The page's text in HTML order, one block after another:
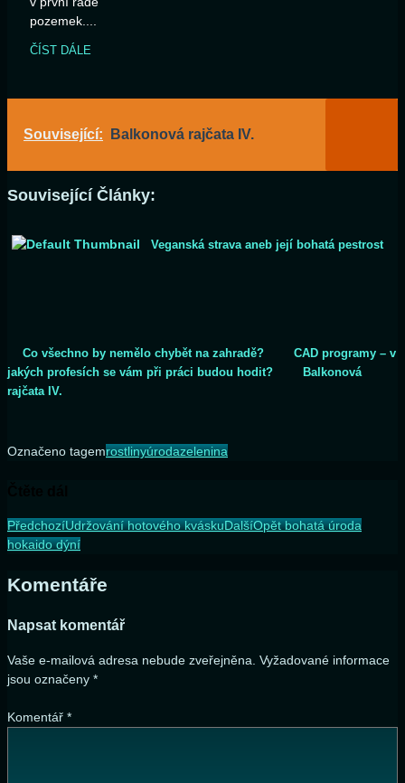
pozemek....
ČÍST DÁLE
Související: Balkonová rajčata IV.
Související Články:
Veganská strava aneb její bohatá pestrost
Co všechno by nemělo chybět na zahradě?
CAD programy – v
jakých profesích se vám při práci budou hodit?
Balkonová
rajčata IV.
Označeno tagemrostlinyúrodazelenina
PředchozíUdržování hotového kváskuDalšíOpět bohatá úroda
hokaido dýní
Komentáře
Napsat komentář
Vaše e-mailová adresa nebude zveřejněna. Vyžadované informace
jsou označeny *
Komentář *